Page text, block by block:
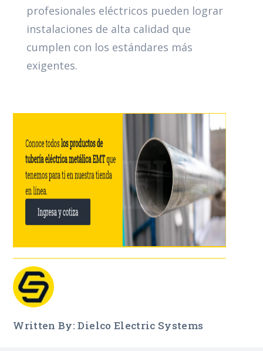
profesionales eléctricos pueden lograr
instalaciones de alta calidad que
cumplen con los estándares más
exigentes.
Written By: Dielco Electric Systems